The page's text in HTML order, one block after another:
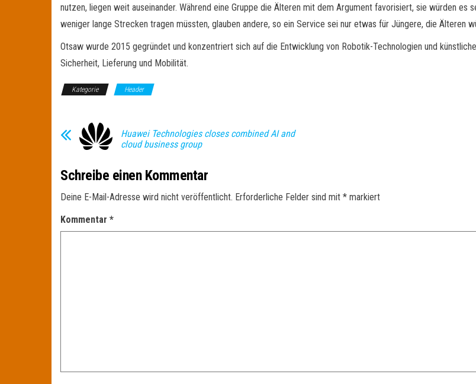
nutzen, liegen weit auseinander. Während eine Gruppe die Älteren mit dem Argument favorisiert, sie würden es
weniger lange Strecken tragen müssten, glauben andere, so ein Service sei nur etwas für Jüngere, die Älteren
Otsaw wurde 2015 gegründet und konzentriert sich auf die Entwicklung von Robotik-Technologien und
Sicherheit, Lieferung und Mobilität.
Kategorie Header
Huawei Technologies closes combined AI and
cloud business group
Schreibe einen Kommentar
Deine E-Mail-Adresse wird nicht veröffentlicht. Erforderliche Felder sind mit * markiert
Kommentar *